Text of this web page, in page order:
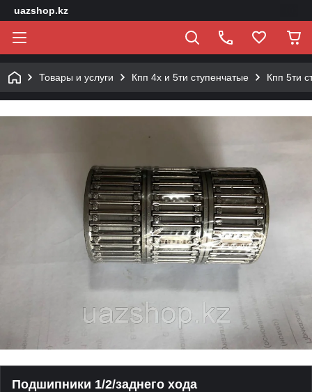
uazshop.kz
Товары и услуги Кпп 4х и 5ти ступенчатые Кпп 5ти
Подшипники 1/2/заднего хода